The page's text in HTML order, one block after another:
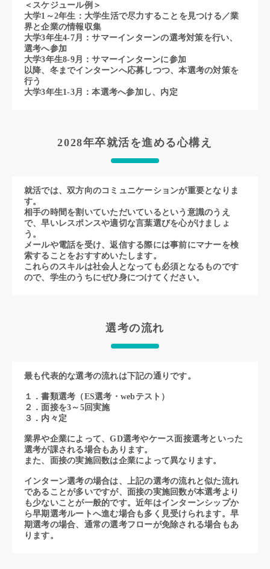
＜スケジュール例＞
大学1～2年生：大学生活で尽力することを見つける／業
界と企業の情報収集
大学3年生4-7月：サマーインターンの選考対策を行い、
選考へ参加
大学3年生8-9月：サマーインターンに参加
以降、冬までインターンへ応募しつつ、本選考の対策を
行う
大学3年生1-3月：本選考へ参加し、内定
2028年卒就活を進める心構え
就活では、双方向のコミュニケーションが重要となりま
す。
相手の時間を割いていただいているという意識のうえ
で、早いレスポンスや適切な言葉選びを心がけましょ
う。
メールや電話を受け、返信する際には事前にマナーを検
索することをおすすめいたします。
これらのスキルは社会人となっても必須となるものです
ので、学生のうちにぜひ身につけてください。
選考の流れ
最も代表的な選考の流れは下記の通りです。
１．書類選考（ES選考・webテスト）
２．面接を3～5回実施
３．内々定
業界や企業によって、GD選考やケース面接選考といった
選考が課される場合もあります。
また、面接の実施回数は企業によって異なります。
インターン選考の場合は、上記の選考の流れと似た流れ
であることが多いですが、面接の実施回数が本選考より
も少ないことが一般的です。近年はインターンシップか
ら早期選考ルートへ進む場合も多く見受けられます。早
期選考の場合、通常の選考フローが免除される場合もあ
ります。